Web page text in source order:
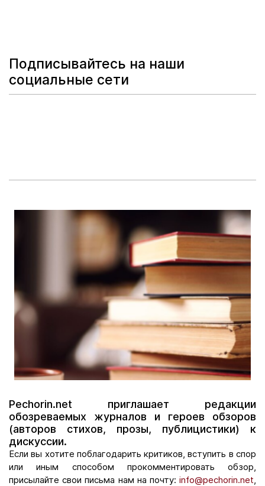
Подписывайтесь на наши
социальные сети
Pechorin.net приглашает редакции
обозреваемых журналов и героев обзоров
(авторов стихов, прозы, публицистики) к
дискуссии.
Если вы хотите поблагодарить критиков, вступить в спор
или иным способом прокомментировать обзор,
присылайте свои письма нам на почту: info@pechorin.net